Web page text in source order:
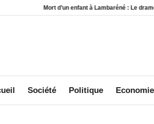
d’un enfant à Lambaréné : Le drame qui interpelle
Société Politique Economie